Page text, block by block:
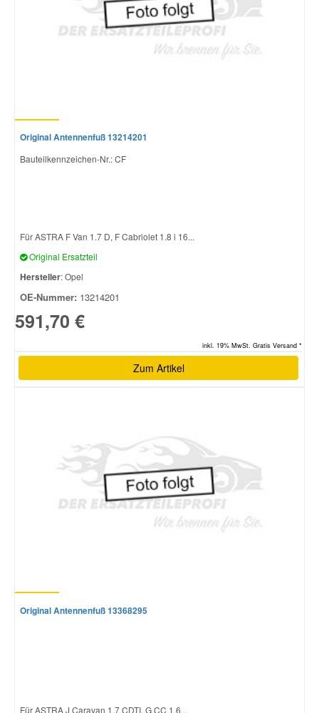
Original Antennenfuß 13214201
Bauteilkennzeichen-Nr.: CF
Für ASTRA F Van 1.7 D, F Cabriolet 1.8 i 16...
Original Ersatzteil
Hersteller: Opel
OE-Nummer: 13214201
591,70 €
inkl. 19% MwSt. Gratis Versand *
Zum Artikel
Original Antennenfuß 13368295
Für ASTRA J Caravan 1.7 CDTI, G CC 1.6...